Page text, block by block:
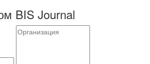
BIS Journal